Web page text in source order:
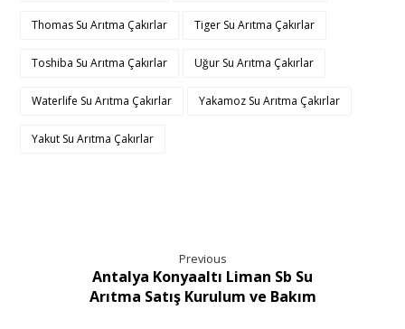
Thomas Su Arıtma Çakırlar Tiger Su Arıtma Çakırlar
Toshiba Su Arıtma Çakırlar Uğur Su Arıtma Çakırlar
Waterlife Su Arıtma Çakırlar Yakamoz Su Arıtma Çakırlar
Yakut Su Arıtma Çakırlar
Previous
Antalya Konyaaltı Liman Sb Su
Arıtma Satış Kurulum ve Bakım